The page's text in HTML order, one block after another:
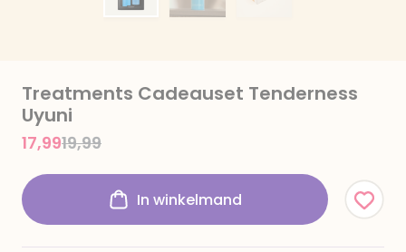
Treatments Cadeauset Tenderness
Uyuni
Price reduced from
19,99to
17,99
In winkelmand